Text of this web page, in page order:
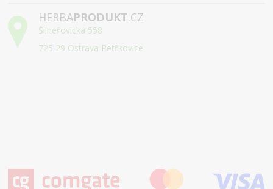
HERBAPRODUKT.CZ
Šilheřovická 558
725 29 Ostrava Petřkovice